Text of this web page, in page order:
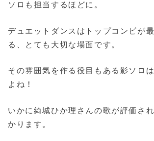
ソロも担当するほどに。
デュエットダンスはトップコンビが
る、とても大切な場面です。
その雰囲気を作る役目もある影ソロ
よね！
いかに綺城ひか理さんの歌が評価さ
かります。